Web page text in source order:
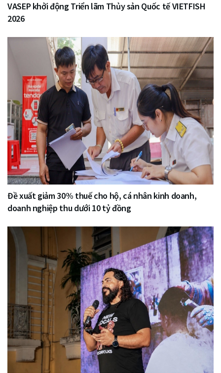
VASEP khởi động Triển lãm Thủy sản Quốc tế VIETFISH
2026
Đề xuất giảm 30% thuế cho hộ, cá nhân kinh doanh,
doanh nghiệp thu dưới 10 tỷ đồng